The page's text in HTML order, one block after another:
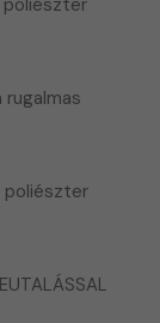
poliészter